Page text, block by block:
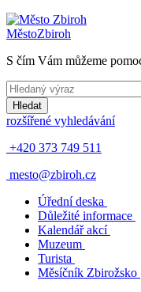
MěstoZbiroh
S čím Vám můžeme
Hledat
rozšířené vyhledávání
+420 373 749 511
mesto@zbiroh.cz
Úřední deska
Důležité informace
Kalendář akcí
Muzeum
Turista
Měsíčník Zbirožsko